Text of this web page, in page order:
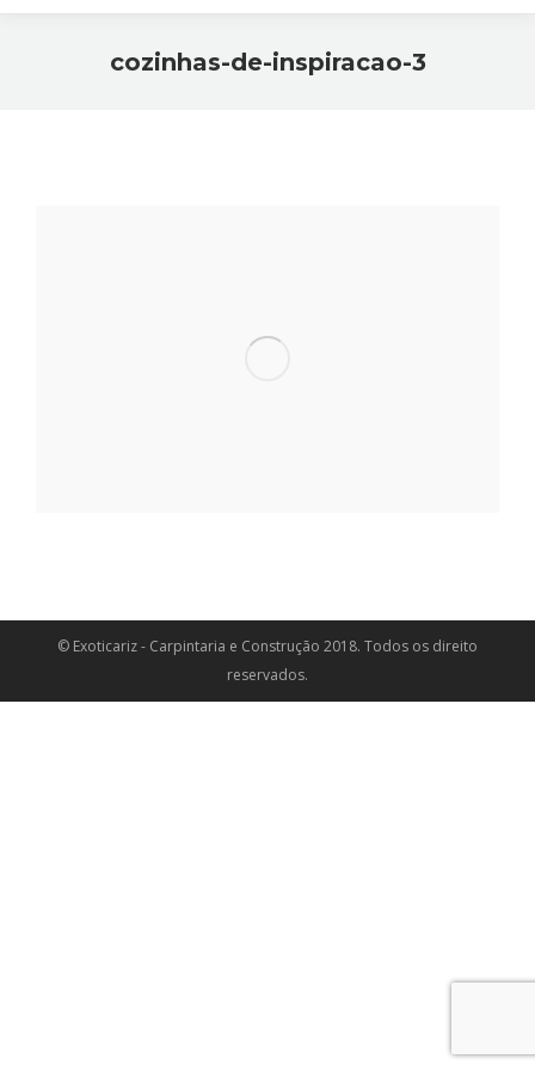
cozinhas-de-inspiracao-3
© Exoticariz - Carpintaria e Construção 2018. Todos os direito
reservados.